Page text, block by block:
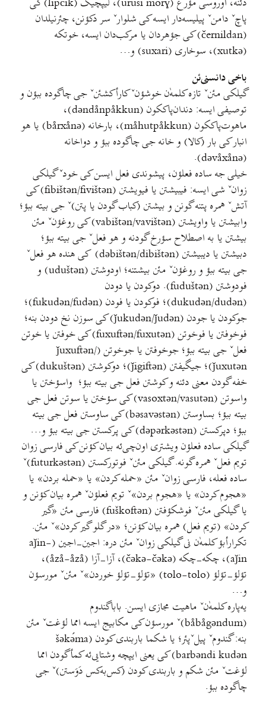
پاچˇ دامنˇ پیلیسه‌دار ایسه کی شلوارˇ سر دکؤنن، چئرنیلدان
(černildan) کی جؤهردان یا مرکب‌دان ایسه، خوتکه
(xutkə)، سوخاری (suxari) و…
باخی دانسنی‌ئن
گیلکی مئنˇ تازه کلمه‌ٰن خوشؤنˇ کارأکشئنˇ جی چاگوده ببؤن و
توصیفی ایسه: دندان‌پاککون (dəndånpåkkun)،
ماهوت‌پاککون (måhutpåkkun)، بارخانه (bårxånə) یا هو
انبار کی بار (کالا) و خانه جی چاگوده ببؤ و دواخانه
(dəvåxånə).
خیلی جه ساده فعلؤن، پیشوندی فعل ایسن کی خودˇ گیلکی
زوانˇ شی ایسه: فیبیشتن یا فیویشتن (fibištən/fivištən) کی
آتشˇ همره پتنه گونن و بیشتن (کباب گودن یا پتن)ˇ جی بیته ببؤ؛
وابیشتن یا واویشتن (vabištən/vavištən) کی روغؤنˇ مئن
بیشتن یا به اصطلاح سؤرخ گودنه و هو فعلˇ جی بیته ببؤ؛
دبیشتن یا دیبیشتن (dəbištən/dibištən) کی هنده هو فعلˇ
جی بیته ببؤ و روغؤنˇ مئن بیشتنه؛ اودوشتن (uduštən) و
فودوشتن (fuduštən). دوکودن یا دودن
(dukudən/dudən)؛ فوکودن یا فودن (fukudən/fudən)؛
جوکودن یا جودن (ǰukudən/ǰudən) کی سوزن نخ دودن بنه؛
فوخوفتن یا فوخوتن (fuxuftən/fuxutən) کی خوفتن یا خوتن
فعلˇ جی بیته ببؤ؛ جوخوفتن یا جوخوتن (ǰuxuftən/
ǰuxutən)؛ جیگیفتن (ǰigiftən)؛ دوکوشتن (dukuštən) کی
خفه گودن معنی دئنه و کوشتن فعل جی بیته ببؤ؛ واسؤختن یا
واسوتن (vasoxtən/vasutən) کی سؤختن یا سوتن فعل جی
بیته ببؤ؛ بساوستن (bəsavəstən) کی ساوستن فعل جی بیته
ببؤ؛ دپرکستن (dəpərkəstən) کی پرکستن جی بیته ببؤ و…
گیلکی ساده فعلؤن ویشتری اون‌چی‌ئه بیان کؤنن کی فارسی زوان
تویم فعلˇ همره گونه. گیلکی مئنˇ فوتورکستن (futurkəstən)ˇ
ساده فعله، فارسی زوانˇ مئن «حمله کردن» یا «حمله بردن» یا
«هجوم کردن» یا «هجوم بردن»ˇ تویم فعلؤنˇ همره بیان کؤنن و
یا گیلکی مئنˇ فوشکؤفتن (fuškoftən) فارسی مئن «گیر
کردن» (تویم فعل) همره بیان کؤنن؛ «در گلو گیر کردن»ˇ مئن.
تکرارأبؤ کلمه‌ٰن نی گیلکی زوانˇ مئن دره: اجین-اجین (aǰin-
aǰin)، چکه-چکه (čəkə-čəkə)، آزا-آزا (åzå-åzå)،
تؤلؤ-تؤلؤ (tolo-tolo) «تؤلؤ-تؤلؤ خوردن»ˇ مئنˇ مورسؤن
و…
یه‌پاره کلمه‌ٰنˇ ماهیت مجازی ایسن. باباگندوم
(båbågəndum)ˇ مورسؤن کی مکابیج ایسه امما لؤغتˇ مئن
بنه: گندومˇ پیلˇپئر؛ یا شکما باربندی کودن (šəkə́ma
barbəndi kudən) کی یعنی ایپچه وشتایی‌ئه کمأگودن امما
لؤغتˇ مئن شکم و باربندی کودن (کس‌به‌کس دَوَستن)ˇ جی
چاگوده ببؤ.